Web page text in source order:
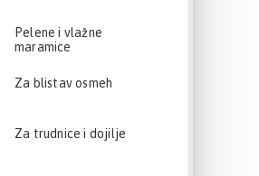
Pelene i vlažne
maramice
Za blistav osmeh
Za trudnice i dojilje